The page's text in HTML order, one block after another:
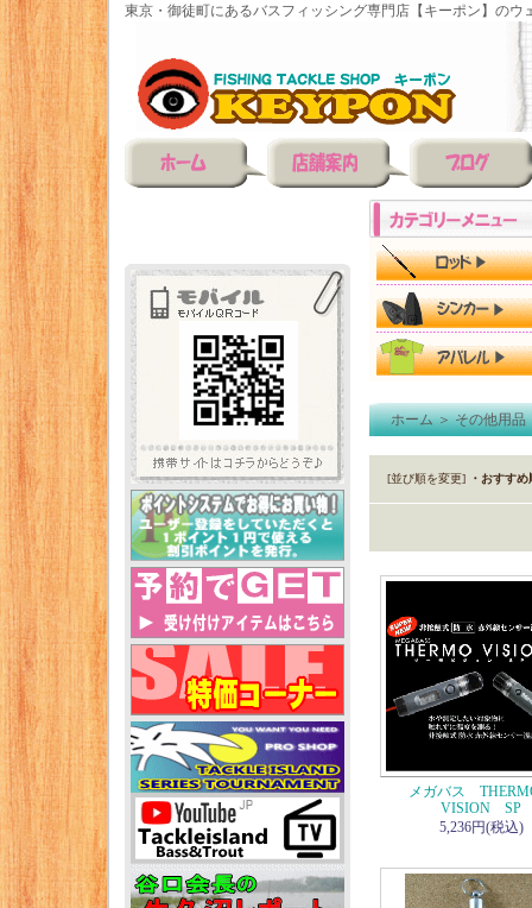
東京・御徒町にあるバスフィッシング専門店【キーポン】のウ
ホーム＞その他用品
[並び順を変更] ・おすすめ
メガバス
VISION SP
5,236円(税込)